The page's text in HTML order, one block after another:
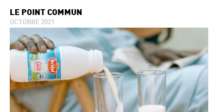
LE POINT COMMUN
OCTOBRE 2021